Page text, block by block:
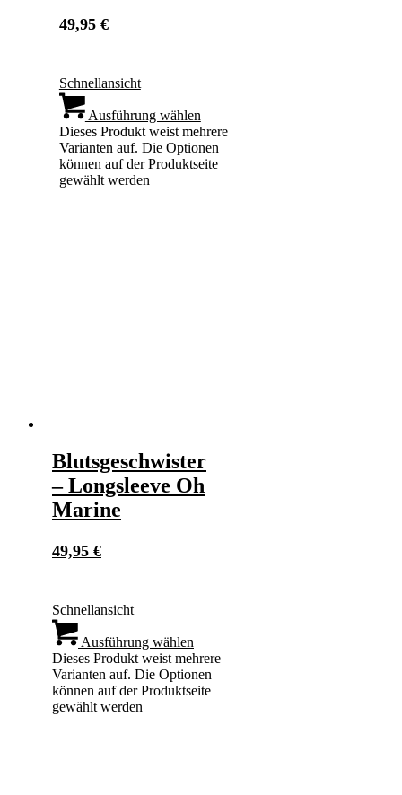
49,95 €
Schnellansicht
Ausführung wählen
Dieses Produkt weist mehrere
Varianten auf. Die Optionen
können auf der Produktseite
gewählt werden
Blutsgeschwister
– Longsleeve Oh
Marine
49,95 €
Schnellansicht
Ausführung wählen
Dieses Produkt weist mehrere
Varianten auf. Die Optionen
können auf der Produktseite
gewählt werden